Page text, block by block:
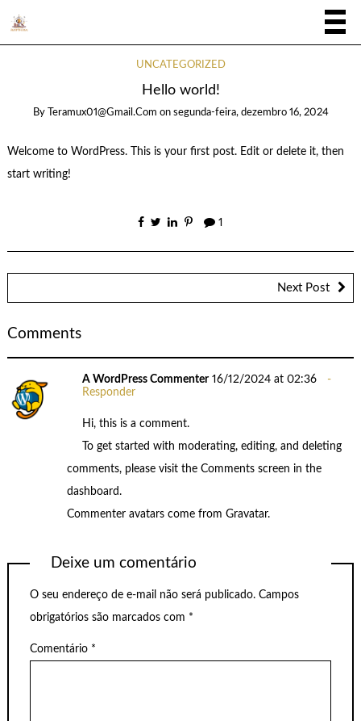
UNCATEGORIZED
Hello world!
By Teramux01@gmail.com on segunda-feira, dezembro 16, 2024
Welcome to WordPress. This is your first post. Edit or delete it, then
start writing!
1
Next Post
Comments
A WordPress Commenter 16/12/2024 at 02:36
Responder
Hi, this is a comment.
To get started with moderating, editing, and deleting
comments, please visit the Comments screen in the
dashboard.
Commenter avatars come fromGravatar.
Deixe um comentário
O seu endereço de e-mail não será publicado. Campos
obrigatórios são marcados com *
Comentário *